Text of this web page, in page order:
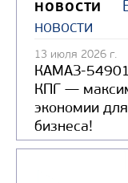
НОВОСТИ
новости
13 июля 2026 г.
КАМАЗ-
КПГ —
экономии
бизнеса!